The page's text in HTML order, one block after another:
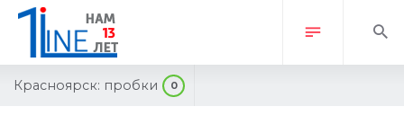
Красноярск: пробки 0